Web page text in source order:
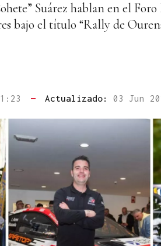
Suárez hablan en el
bajo el título “Rally de
— Actualizado: 03 Jun